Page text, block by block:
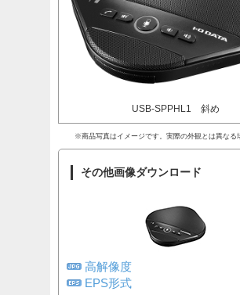
USB-SPPHL1 斜め
※商品写真はイメージです。実際の外観とは異なる
その他画像ダウンロード
高解像度
EPS形式